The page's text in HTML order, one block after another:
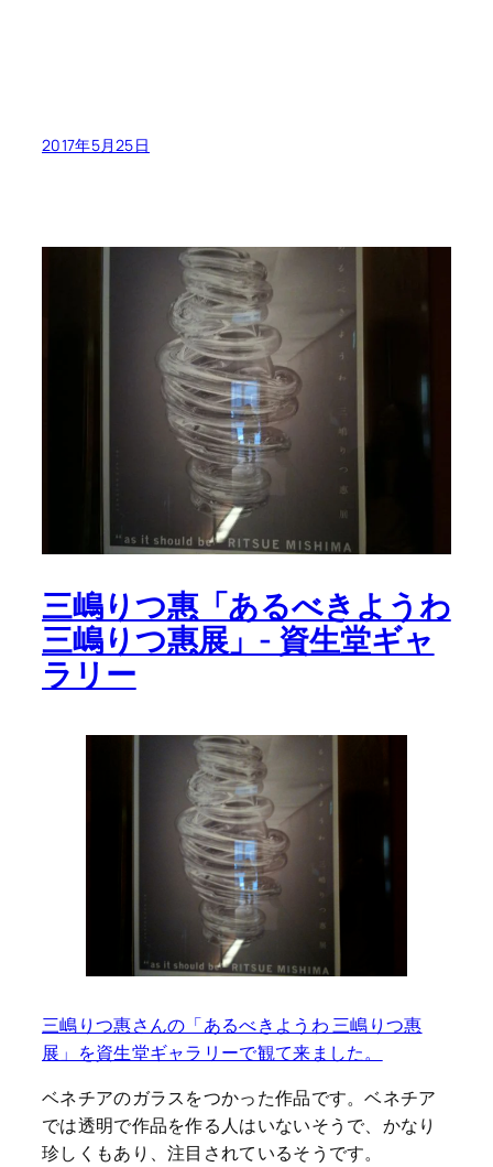
2017年5月25日
三嶋りつ惠「あるべきようわ
三嶋りつ惠展」- 資生堂ギャ
ラリー
三嶋りつ惠さんの「あるべきようわ 三嶋りつ惠
展」を資生堂ギャラリーで観て来ました。
ベネチアのガラスをつかった作品です。ベネチア
では透明で作品を作る人はいないそうで、かなり
珍しくもあり、注目されているそうです。